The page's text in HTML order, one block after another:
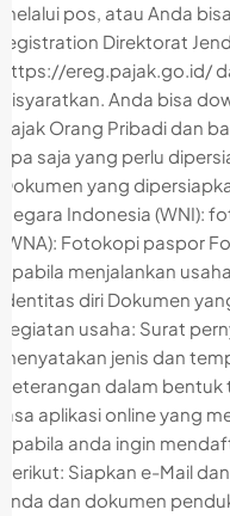
melalui pos, atau Anda
registration Direktorat
https://ereg.pajak.go.id/
disyaratkan. Anda bisa
Pajak Orang Pribadi dan
apa saja yang perlu
Dokumen yang
Negara Indonesia (WNI):
(WNA): Fotokopi paspor
Apabila menjalankan
identitas diri Dokumen
kegiatan usaha: Surat
menyatakan jenis dan
Keterangan dalam
jasa aplikasi online yang
Apabila anda ingin
berikut: Siapkan e-Mail
anda dan dokumen